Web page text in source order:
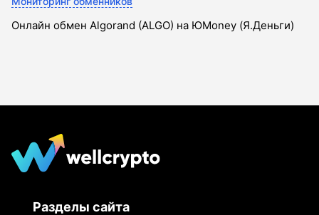
Онлайн обмен Algorand (ALGO) на ЮMoney (Я.Деньги)
Разделы сайта